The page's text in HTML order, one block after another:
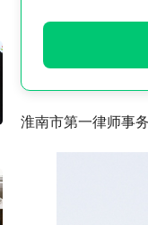
淮南市第一律师事